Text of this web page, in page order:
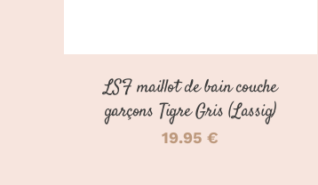
CHOISIES
LA
PAGE
DU
LSF maillot de bain couche
garçons Tigre Gris (Lassig)
19.95€